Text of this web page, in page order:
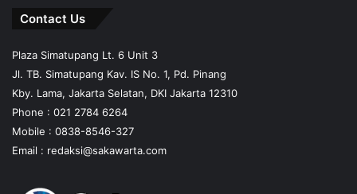
Contact Us
Plaza Simatupang Lt. 6 Unit 3
Jl. TB. Simatupang Kav. IS No. 1, Pd. Pinang
Kby. Lama, Jakarta Selatan, DKI Jakarta 12310
Phone : 021 2784 6264
Mobile : 0838-8546-327
Email : redaksi@sakawarta.com